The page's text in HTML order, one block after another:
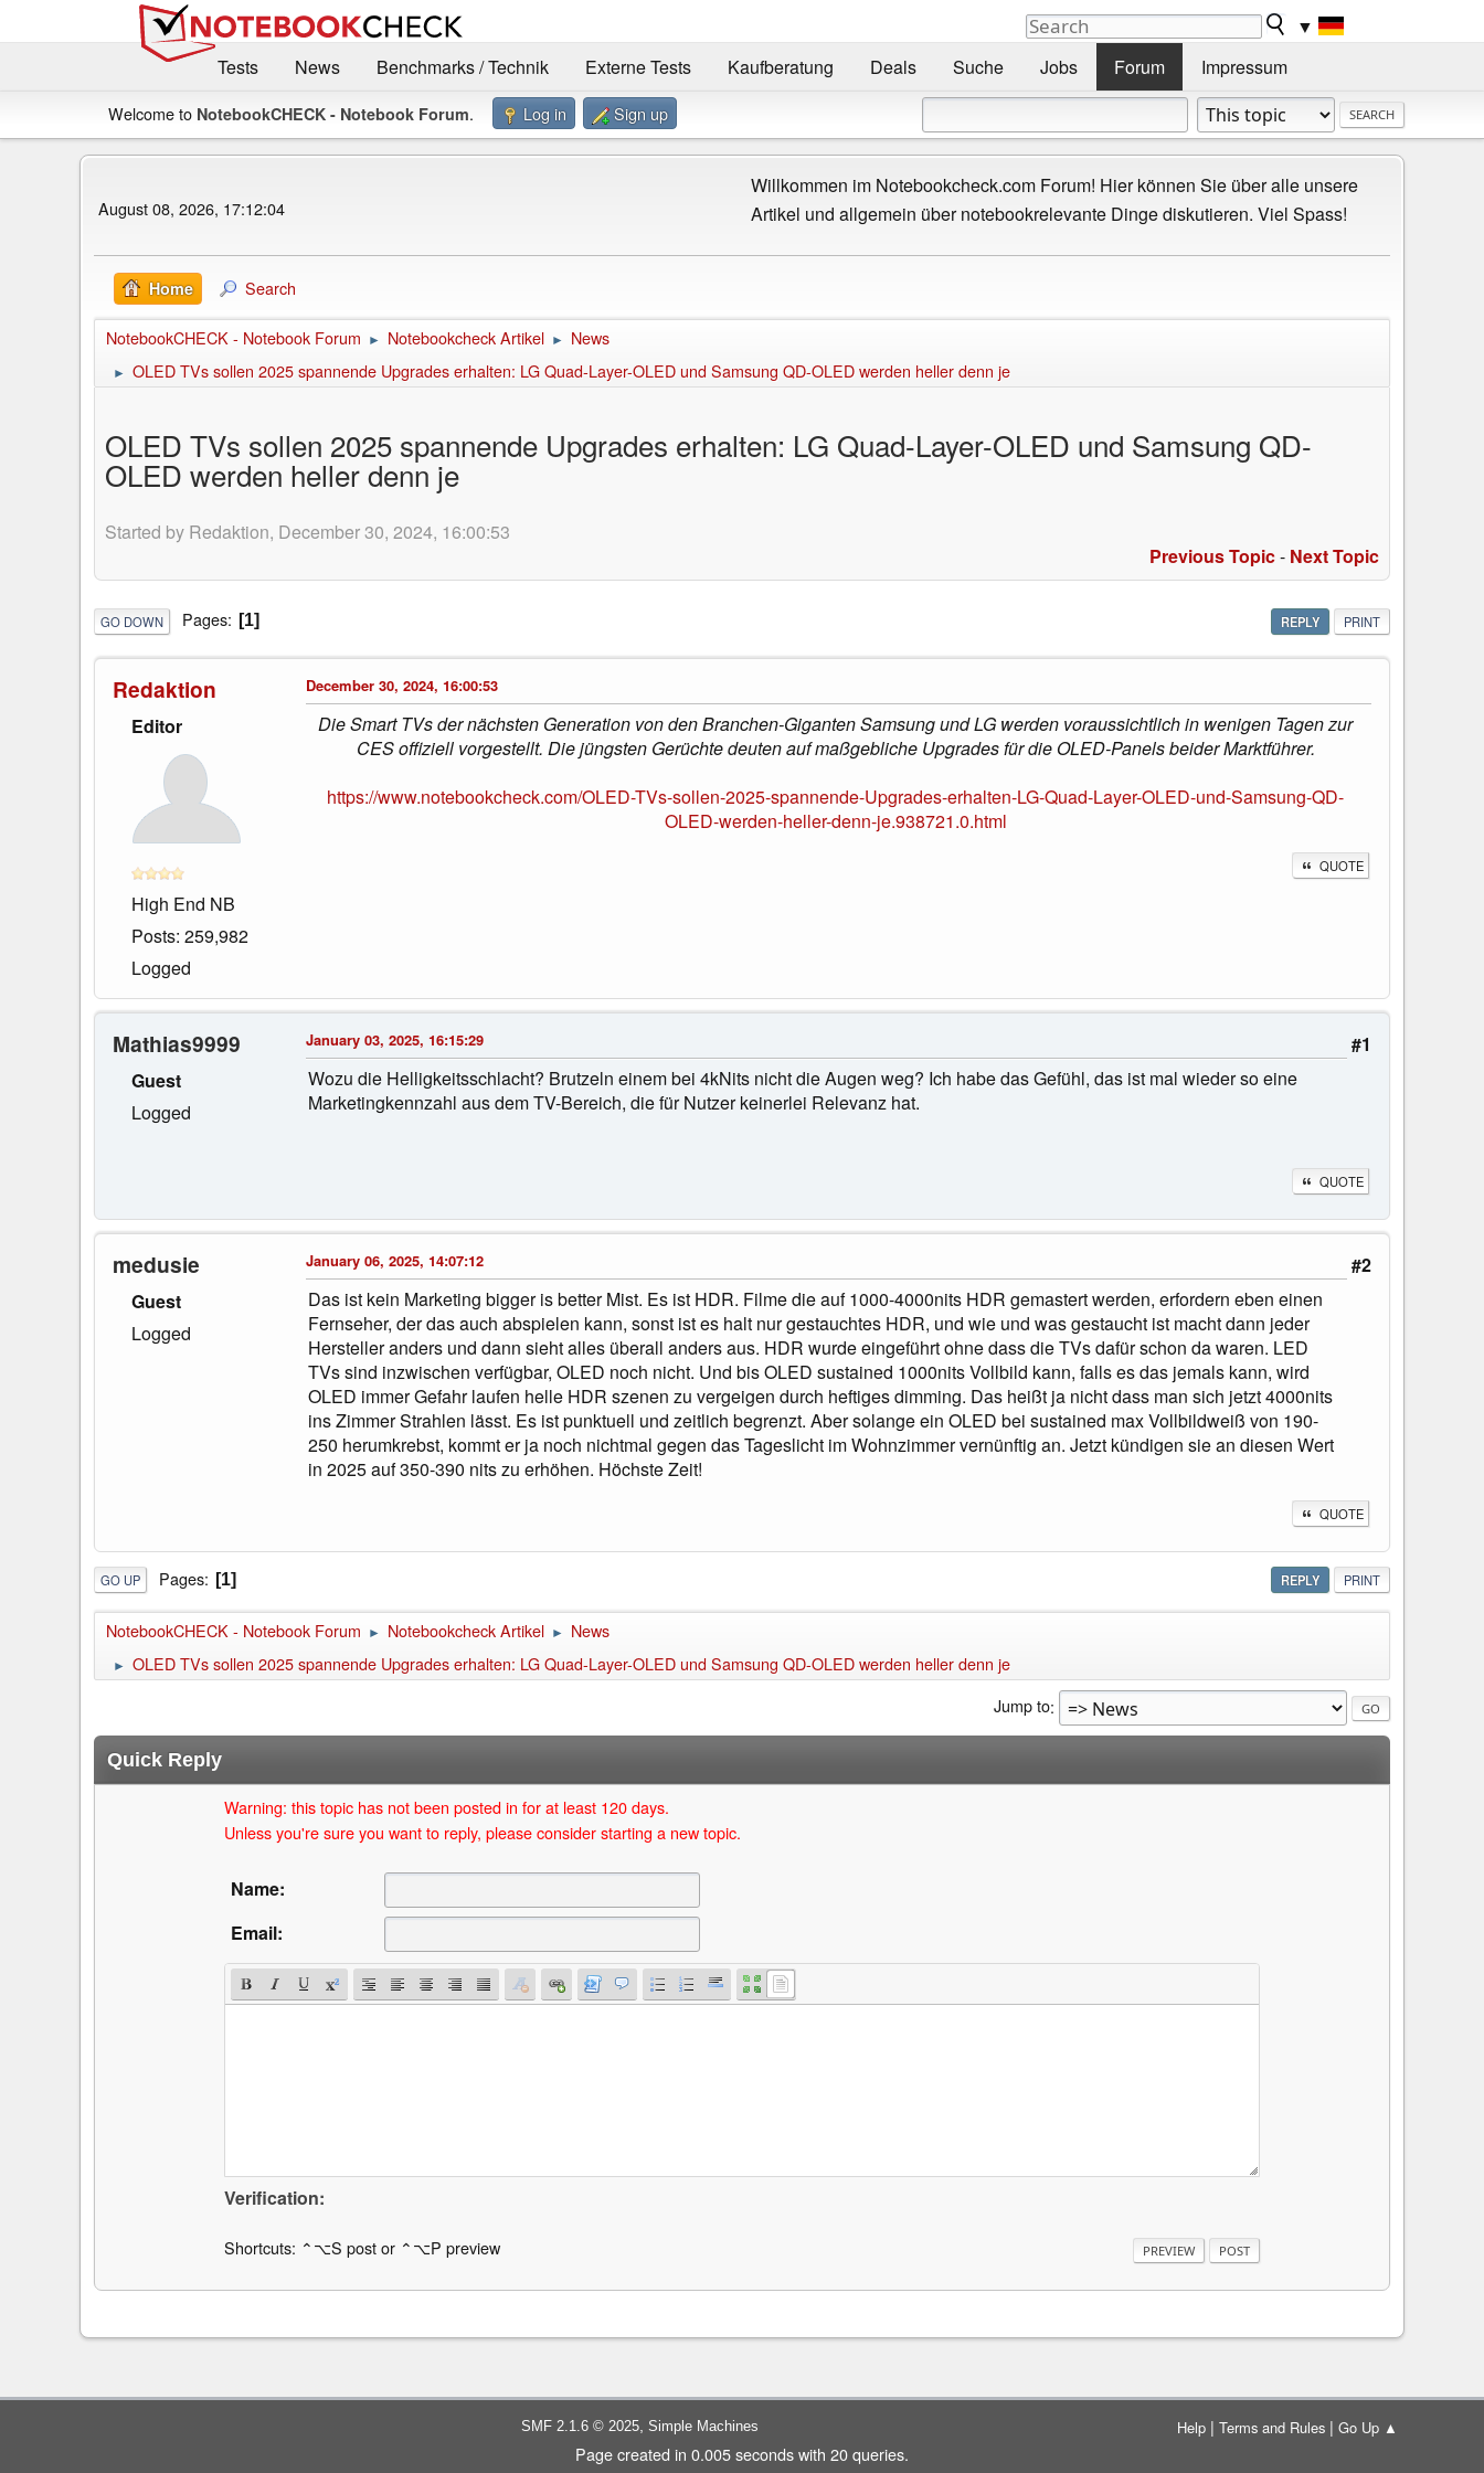
▼
Tests
News Benchmarks / Technik Externe Tests Kaufberatung Deals Suche Jobs Forum Impressum
Welcome to NotebookCHECK - Notebook Forum. Log in Sign up
August 08, 2026, 17:12:04
Willkommen im Notebookcheck.com Forum! Hier können Sie über alle unsere
Artikel und allgemein über notebookrelevante Dinge diskutieren. Viel Spass!
Home Search
NotebookCHECK - Notebook Forum ► Notebookcheck Artikel ► News
► OLED TVs sollen 2025 spannende Upgrades erhalten: LG Quad-Layer-OLED und Samsung QD-OLED werden heller denn je
OLED TVs sollen 2025 spannende Upgrades erhalten: LG Quad-Layer-OLED und Samsung QD-
OLED werden heller denn je
Started by Redaktion, December 30, 2024, 16:00:53
Previous Topic- Next Topic
REPLY PRINT
GO DOWN Pages 1
Redaktion
Editor
High End NB
Posts: 259,982
Logged
December 30, 2024, 16:00:53
Die Smart TVs der nächsten Generation von den Branchen-Giganten Samsung und LG werden voraussichtlich in wenigen Tagen zur
CES offiziell vorgestellt. Die jüngsten Gerüchte deuten auf maßgebliche Upgrades für die OLED-Panels beider Marktführer.
https://www.notebookcheck.com/OLED-TVs-sollen-2025-spannende-Upgrades-erhalten-LG-Quad-Layer-OLED-und-Samsung-QD-
OLED-werden-heller-denn-je.938721.0.html
QUOTE
Mathias9999
Guest
Logged
#1
January 03, 2025, 16:15:29
Wozu die Helligkeitsschlacht? Brutzeln einem bei 4kNits nicht die Augen weg? Ich habe das Gefühl, das ist mal wieder so eine
Marketingkennzahl aus dem TV-Bereich, die für Nutzer keinerlei Relevanz hat.
QUOTE
medusie
Guest
Logged
#2
January 06, 2025, 14:07:12
Das ist kein Marketing bigger is better Mist. Es ist HDR. Filme die auf 1000-4000nits HDR gemastert werden, erfordern eben einen
Fernseher, der das auch abspielen kann, sonst ist es halt nur gestauchtes HDR, und wie und was gestaucht ist macht dann jeder
Hersteller anders und dann sieht alles überall anders aus. HDR wurde eingeführt ohne dass die TVs dafür schon da waren. LED
TVs sind inzwischen verfügbar, OLED noch nicht. Und bis OLED sustained 1000nits Vollbild kann, falls es das jemals kann, wird
OLED immer Gefahr laufen helle HDR szenen zu vergeigen durch heftiges dimming. Das heißt ja nicht dass man sich jetzt 4000nits
ins Zimmer Strahlen lässt. Es ist punktuell und zeitlich begrenzt. Aber solange ein OLED bei sustained max Vollbildweiß von 190-
250 herumkrebst, kommt er ja noch nichtmal gegen das Tageslicht im Wohnzimmer vernünftig an. Jetzt kündigen sie an diesen Wert
in 2025 auf 350-390 nits zu erhöhen. Höchste Zeit!
QUOTE
REPLY PRINT
GO UP Pages 1
NotebookCHECK - Notebook Forum ► Notebookcheck Artikel ► News
► OLED TVs sollen 2025 spannende Upgrades erhalten: LG Quad-Layer-OLED und Samsung QD-OLED werden heller denn je
Jump to
Quick Reply
Warning: this topic has not been posted in for at least 120 days.
Unless you're sure you want to reply, please consider starting a new topic.
Name:
Email:
Verification:
Shortcuts: ⌃⌥S post or ⌃⌥P preview
Help| Terms and Rules| Go Up ▲
SMF 2.1.6 © 2025, Simple Machines
Page created in 0.005 seconds with 20 queries.